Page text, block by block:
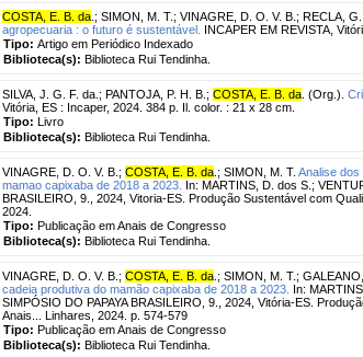
COSTA, E. B. da ; SIMON, M. T. ; VINAGRE, D. O. V. B. ; RECLA, G.
agropecuaria : o futuro é sustentável. INCAPER EM REVISTA,
Tipo: Artigo em Periódico Indexado
Biblioteca(s): Biblioteca Rui Tendinha.
SILVA, J. G. F. da. ; PANTOJA, P. H. B. ; COSTA, E. B. da . (Org.).
Vitória, ES : Incaper, 2024. 384 p. Il. color. : 21 x 28 cm.
Tipo: Livro
Biblioteca(s): Biblioteca Rui Tendinha.
VINAGRE, D. O. V. B. ; COSTA, E. B. da ; SIMON, M. T. Analise
mamao capixaba de 2018 a 2023. In: MARTINS, D. dos S.;
BRASILEIRO, 9., 2024, Vitoria-ES. Produção Sustentável com
2024.
Tipo: Publicação em Anais de Congresso
Biblioteca(s): Biblioteca Rui Tendinha.
VINAGRE, D. O. V. B. ; COSTA, E. B. da ; SIMON, M. T. ;
cadeia produtiva do mamão capixaba de 2018 a 2023. In:
SIMPÓSIO DO PAPAYA BRASILEIRO, 9., 2024, Vitória-ES.
Anais... Linhares, 2024. p. 574-579
Tipo: Publicação em Anais de Congresso
Biblioteca(s): Biblioteca Rui Tendinha.